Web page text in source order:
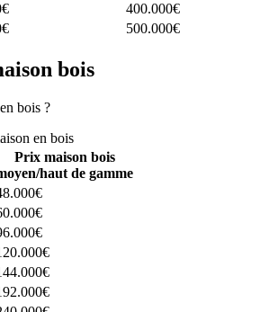
400.000€
500.000€
bois
bois ?
en bois
Prix maison bois
haut de gamme